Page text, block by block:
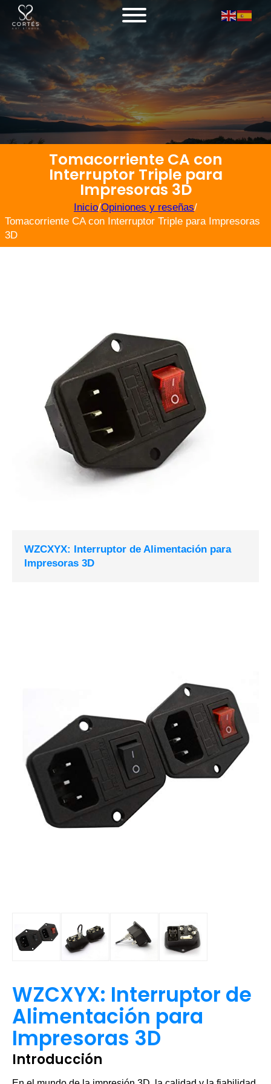
Tomacorriente CA con
Interruptor Triple para
Impresoras 3D
Inicio/Opiniones y reseñas/
Tomacorriente CA con Interruptor Triple para Impresoras
3D
WZCXYX: Interruptor de Alimentación para
Impresoras 3D
WZCXYX: Interruptor de
Alimentación para
Impresoras 3D
Introducción